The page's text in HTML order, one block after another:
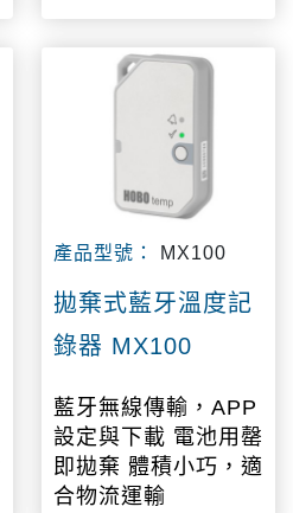
產品型號： MX100
拋棄式藍牙溫度記
錄器 MX100
藍牙無線傳輸，APP
設定與下載 電池用罄
即拋棄 體積小巧，適
合物流運輸